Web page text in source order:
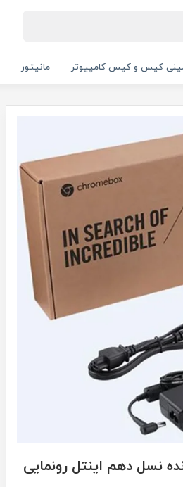
کیس و کیس کامپیوتر مانیتور
‌باکس ۴ مجهز به پردازنده نسل دهم اینتل رونمایی